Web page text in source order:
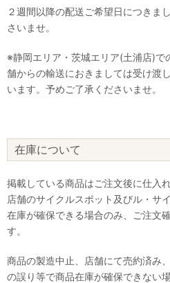
２週間以降の配送ご希望日につきま
さいませ。
※静岡エリア・茨城エリア(土浦店)で
舗からの輸送におきましては受け渡
います。予めご了承くださいませ。
在庫について
掲載している商品はご注文後に仕入
店舗のサイクルスポット及びル・サ
在庫が確保できる場合のみ、ご注文
す。
商品の製造中止、店舗にて売約済み
の誤り等で商品在庫が確保できない